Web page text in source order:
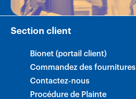
Section client
Bionet (portail client)
Commandez des fournitures
Contactez-nous
Procédure de Plainte